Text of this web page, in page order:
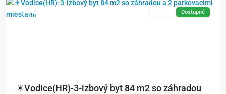
Exkluzívne Dostupné
☀Vodice(HR)-3-izbový byt 84 m2 so záhradou